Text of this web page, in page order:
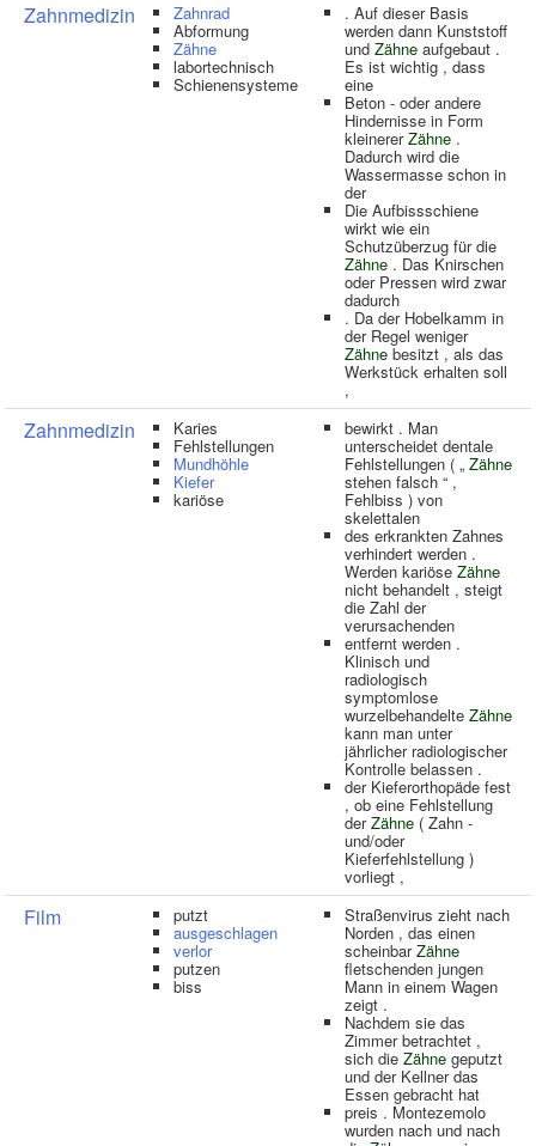
Zahnmedizin Zahnrad
Abformung
Zähne
labortechnisch
Schienensysteme
. Auf dieser Basis
werden dann Kunststoff
und Zähne aufgebaut .
Es ist wichtig , dass
eine
Beton - oder andere
Hindernisse in Form
kleinererZähne .
Dadurch wird die
Wassermasse schon in
der
Die Aufbissschiene
wirkt wie ein
Schutzüberzug für die
Zähne . Das Knirschen
oder Pressen wird zwar
dadurch
. Da der Hobelkamm in
der Regel weniger
Zähnebesitzt , als das
Werkstück erhalten soll
,
Zahnmedizin Karies
Fehlstellungen
Mundhöhle
Kiefer
kariöse
bewirkt . Man
unterscheidet dentale
Fehlstellungen ( „ Zähne
stehen falsch “ ,
Fehlbiss ) von
skelettalen
des erkrankten Zahnes
verhindert werden .
Werden kariöse Zähne
nicht behandelt , steigt
die Zahl der
verursachenden
entfernt werden .
Klinisch und
radiologisch
symptomlose
wurzelbehandelte Zähne
kann man unter
jährlicher radiologischer
Kontrolle belassen .
der Kieferorthopäde fest
, ob eine Fehlstellung
derZähne ( Zahn -
und/oder
Kieferfehlstellung )
vorliegt ,
Film putzt
ausgeschlagen
verlor
putzen
biss
Straßenvirus zieht nach
Norden , das einen
scheinbarZähne
fletschenden jungen
Mann in einem Wagen
zeigt .
Nachdem sie das
Zimmer betrachtet ,
sich die Zähne geputzt
und der Kellner das
Essen gebracht hat
preis . Montezemolo
wurden nach und nach